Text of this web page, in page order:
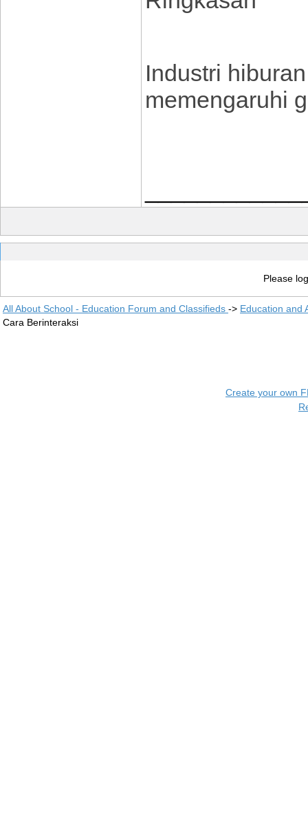
Industri
memengaruhi
Please
All About School - Education Forum and Classifieds -> Education and
Cara Berinteraksi
Create your own